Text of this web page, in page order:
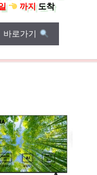
까지도착
바로가기